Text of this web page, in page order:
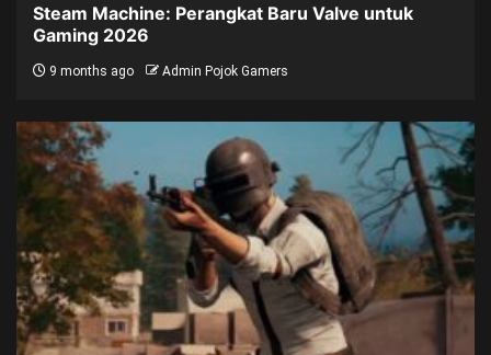
Steam Machine: Perangkat Baru Valve untuk
Gaming 2026
9 months ago Admin Pojok Gamers